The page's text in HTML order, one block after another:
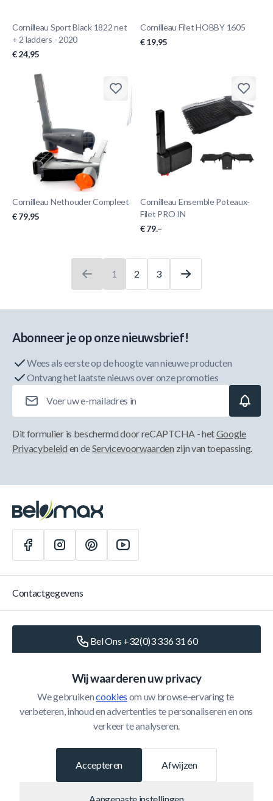
Cornilleau Sport Black 1822 net
+ 2 ladders - 2020
€ 24,95
Cornilleau Filet HOBBY 1605
€ 19,95
Cornilleau Nethouder Compleet
€ 79,95
Cornilleau Ensemble Poteaux-
Filet PRO IN
€ 79.–
U leest momenteel pagina
1
Pagina
2
Pagina
3
Wij waarderen uw privacy
We gebruiken cookies om uw browse-ervaring te
verbeteren, inhoud en advertenties te personaliseren en ons
verkeer te analyseren.
Afwijzen
Accepteren
Abonneer je op onze nieuwsbrief!
Wees als eerste op de hoogte van nieuwe producten
Ontvang het laatste nieuws over onze promoties
Dit formulier is beschermd door reCAPTCHA - hetGoogle
Privacybeleid en deServicevoorwaarden zijn van toepassing.
Categorieën
Contactgegevens
Bel Ons +32(0)3 336 31 60
Schrijf Ons info@belomax.com
Routebeschrijving naar de Belomax